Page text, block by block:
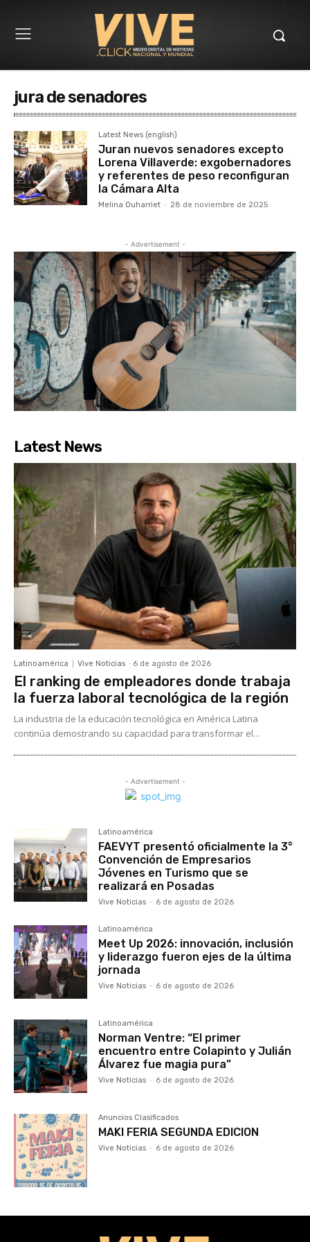
jura de senadores
Latest News (english)
Juran nuevos senadores excepto
Lorena Villaverde: exgobernadores
y referentes de peso reconfiguran
la Cámara Alta
Melina Ouharriet - 28 de noviembre de 2025
- Advertisement -
Latest News
Latinoamérica Vive Noticias - 6 de agosto de 2026
El ranking de empleadores donde trabaja
la fuerza laboral tecnológica de la región
La industria de la educación tecnológica en América Latina
continúa demostrando su capacidad para transformar el...
- Advertisement -
Latinoamérica
FAEVYT presentó oficialmente la 3°
Convención de Empresarios
Jóvenes en Turismo que se
realizará en Posadas
Vive Noticias - 6 de agosto de 2026
Latinoamérica
Meet Up 2026: innovación, inclusión
y liderazgo fueron ejes de la última
jornada
Vive Noticias - 6 de agosto de 2026
Latinoamérica
Norman Ventre: “El primer
encuentro entre Colapinto y Julián
Álvarez fue magia pura”
Vive Noticias - 6 de agosto de 2026
Anuncios Clasificados
MAKI FERIA SEGUNDA EDICION
Vive Noticias - 6 de agosto de 2026